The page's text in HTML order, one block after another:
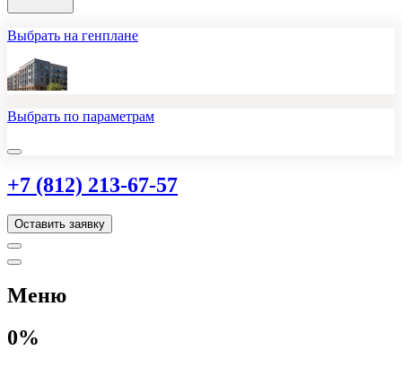
Выбрать на генплане
Выбрать по параметрам
+7 (812) 213-67-57
Оставить заявку
Меню
0%